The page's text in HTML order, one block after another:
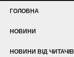
ГОЛОВНА
НОВИНИ
НОВИНИ ВІД ЧИТАЧІВ